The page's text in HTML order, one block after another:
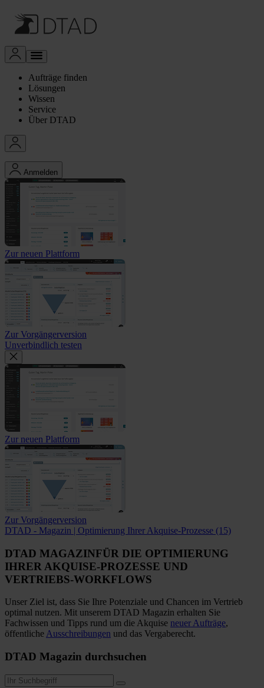
Aufträge finden
Lösungen
Wissen
Service
Über DTAD
Anmelden
Zur neuen Plattform
Zur Vorgängerversion
Unverbindlich testen
Zur neuen Plattform
Zur Vorgängerversion
DTAD - Magazin | Optimierung Ihrer Akquise-Prozesse (15)
DTAD MAGAZINFÜR DIE OPTIMIERUNG
IHRER AKQUISE-PROZESSE UND
VERTRIEBS-WORKFLOWS
Unser Ziel ist, dass Sie Ihre Potenziale und Chancen im Vertrieb
optimal nutzen. Mit unserem DTAD Magazin erhalten Sie
Fachwissen und Tipps rund um die Akquise neuer Aufträge,
öffentlicheAusschreibungen und das Vergaberecht.
DTAD Magazin durchsuchen